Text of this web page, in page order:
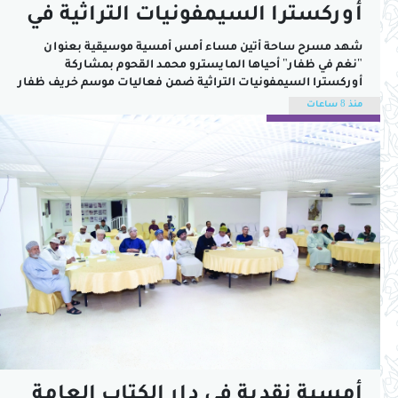
أوركسترا السيمفونيات التراثية في
أمسية "نغم في ظفار"
شهد مسرح ساحة أتين مساء أمس أمسية موسيقية بعنوان
"نغم في ظفار" أحياها المايسترو محمد القحوم بمشاركة
أوركسترا السيمفونيات التراثية ضمن فعاليات موسم خريف ظفار
2026 وسط حضور جماهيري كبير ملأ مدرجات المسرح وتفاعل مع
فقرات الحفل التي مزجت بين أصالة الموروث الموسيقي وروح
التوزيع الأوركسترالي الحديث في لوحة فنية...
منذ 8 ساعات